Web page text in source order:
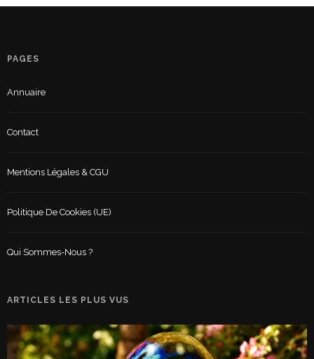
PAGES
Annuaire
Contact
Mentions Légales & CGU
Politique De Cookies (UE)
Qui Sommes-Nous ?
ARTICLES LES PLUS VUS